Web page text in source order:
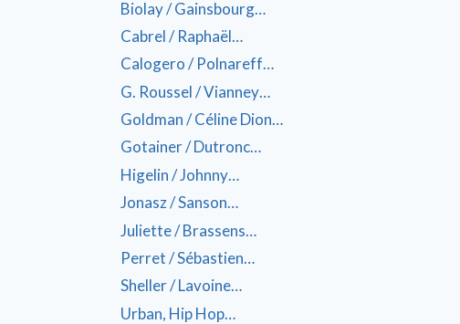
Biolay / Gainsbourg…
Cabrel / Raphaël…
Calogero / Polnareff…
G. Roussel / Vianney…
Goldman / Céline Dion…
Gotainer / Dutronc…
Higelin / Johnny…
Jonasz / Sanson…
Juliette / Brassens…
Perret / Sébastien…
Sheller / Lavoine…
Urban, Hip Hop…